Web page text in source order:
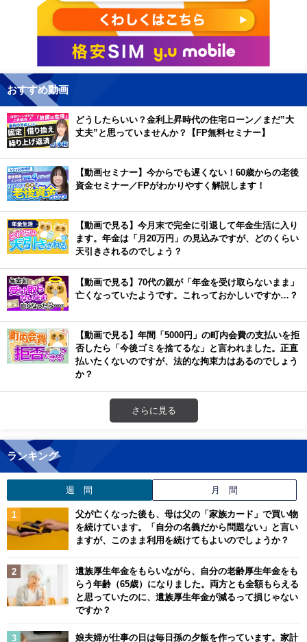
おすすめ動画
どうしたらいい？金利上昇時代の住宅ローン／まだ”大
丈夫”と思っていませんか？【FP無料セミナー】
【動画セミナー】今からでも遅くない！60歳からの老後
資金セミナー／FPがわかりやすく解説します！
【動画で見る】今月末で完全に引退して年金生活に入り
ます。年金は「月20万円」の見込みですが、どのくらい
天引きされるのでしょう？
【動画で見る】70代の親が「年金を受け取らないまま」
亡くなっていたようです。これっておかしいですか…？
【動画で見る】年間「5000円」の町内会費の支払いを拒
否したら「今後ゴミを捨てるな」と言われました。正直
払いたくないのですが、法的な拘束力はあるのでしょう
か？
さらに見る
ランキング
週 間 月 間
父が亡くなった後も、母は父の「家族カード」で買い物
を続けています。「自分の名義だから問題ない」と言い
ますが、このまま利用を続けてもよいのでしょうか？
遺族厚生年金をもらいながら、自分の老齢厚生年金をも
らう年齢（65歳）になりました。両方とも全額もらえる
と思っていたのに、遺族厚生年金が減るって損じゃない
ですか？
娘夫婦が仕事の日は毎日孫の夕飯を作っています。家計